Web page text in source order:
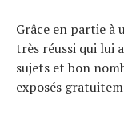
Grâce en partie
très réussi qui lui
sujets et bon
exposés